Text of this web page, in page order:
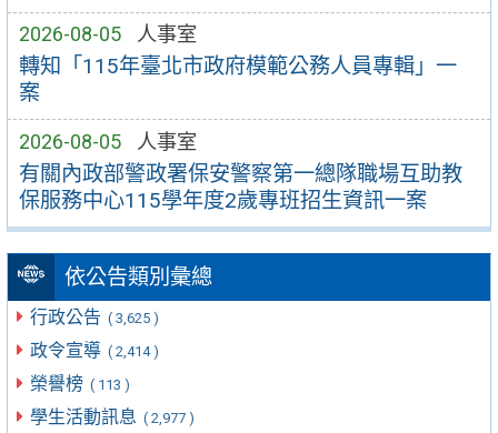
2026-08-05 人事室
轉知「115年臺北市政府模範公務人員專輯」一
案
2026-08-05 人事室
有關內政部警政署保安警察第一總隊職場互助教
保服務中心115學年度2歲專班招生資訊一案
依公告類別彙總
行政公告 ( 3,625 )
政令宣導 ( 2,414 )
榮譽榜 ( 113 )
學生活動訊息 ( 2,977 )